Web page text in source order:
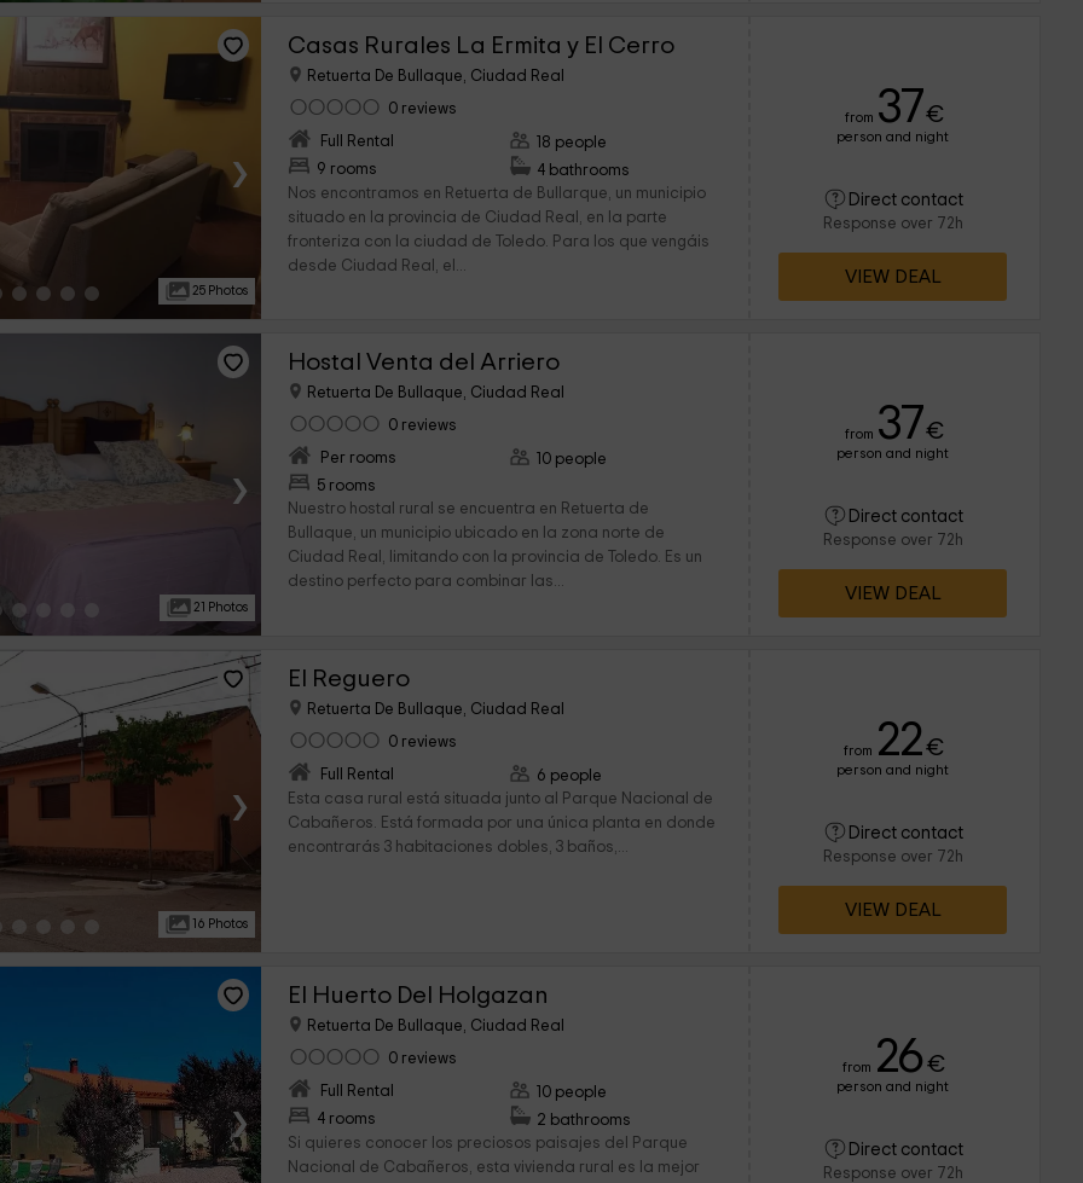
›
25 Photos
Casas Rurales La Ermita y El Cerro
Retuerta De Bullaque, Ciudad Real
0 reviews
Full Rental
9 rooms
18 people
4 bathrooms
Nos encontramos en Retuerta de Bullarque, un municipio
situado en la provincia de Ciudad Real, en la parte
fronteriza con la ciudad de Toledo. Para los que vengáis
desde Ciudad Real, el...
from 37€
person and night
Direct contact
Response over 72h
VIEW DEAL
›
21 Photos
Hostal Venta del Arriero
Retuerta De Bullaque, Ciudad Real
0 reviews
Per rooms
5 rooms
10 people
Nuestro hostal rural se encuentra en Retuerta de
Bullaque, un municipio ubicado en la zona norte de
Ciudad Real, limitando con la provincia de Toledo. Es un
destino perfecto para combinar las...
from 37€
person and night
Direct contact
Response over 72h
VIEW DEAL
›
16 Photos
El Reguero
Retuerta De Bullaque, Ciudad Real
0 reviews
Full Rental
6 people
Esta casa rural está situada junto al Parque Nacional de
Cabañeros. Está formada por una única planta en donde
encontrarás 3 habitaciones dobles, 3 baños,...
from 22€
person and night
Direct contact
Response over 72h
VIEW DEAL
›
El Huerto Del Holgazan
Retuerta De Bullaque, Ciudad Real
0 reviews
Full Rental
4 rooms
10 people
2 bathrooms
Si quieres conocer los preciosos paisajes del Parque
Nacional de Cabañeros, esta vivienda rural es la mejor
from 26 €
person and night
Direct contact
Response over 72h